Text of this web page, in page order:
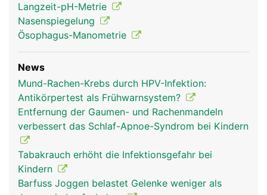
Rachen Frau
Rachen Mann
Langzeit-pH-Metrie
Nasenspiegelung
Ösophagus-Manometrie
News
Mund-Rachen-Krebs durch HPV-Infektion:
Antikörpertest als Frühwarnsystem?
Entfernung der Gaumen- und Rachenmandeln
verbessert das Schlaf-Apnoe-Syndrom bei Kindern
Tabakrauch erhöht die Infektionsgefahr bei
Kindern
Barfuss Joggen belastet Gelenke weniger als